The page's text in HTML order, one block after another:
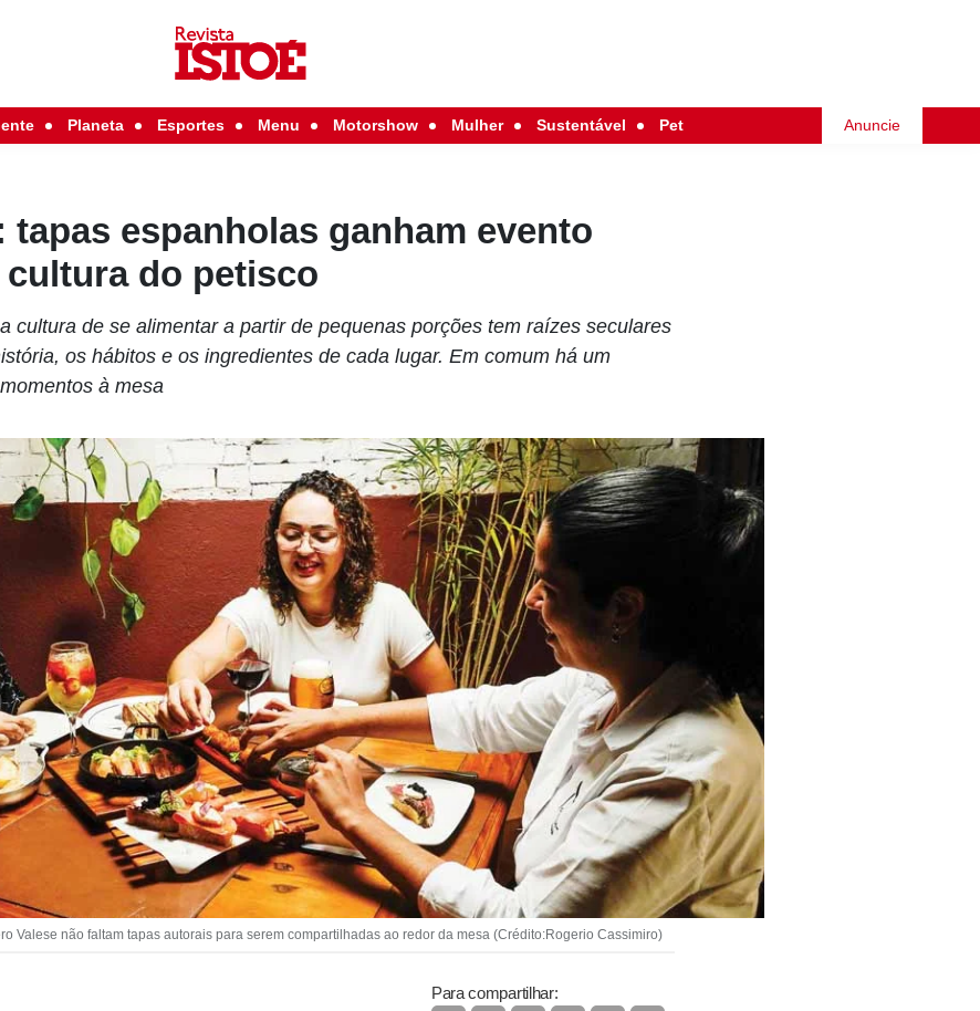
Planeta Esportes Menu Motorshow Mulher Sustentável Pet Anuncie
tapas espanholas ganham evento
do petisco
cultura de se alimentar a partir de pequenas porções tem raízes seculares
os hábitos e os ingredientes de cada lugar. Em comum há um
à mesa
Valese não faltam tapas autorais para serem compartilhadas ao redor da mesa (Crédito:Rogerio Cassimiro)
Para compartilhar: